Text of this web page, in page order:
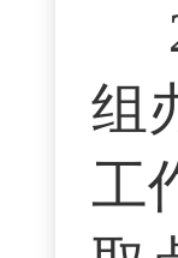
组
工